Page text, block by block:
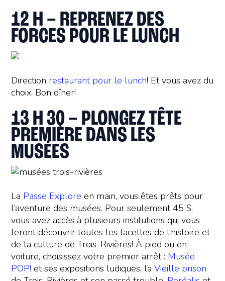
12 H – REPRENEZ DES
FORCES POUR LE LUNCH
Direction restaurant pour le lunch! Et vous avez du
choix. Bon dîner!
13 H 30 – PLONGEZ TÊTE
PREMIÈRE DANS LES
MUSÉES
La Passe Explore en main, vous êtes prêts pour
l’aventure des musées. Pour seulement 45 $,
vous avez accès à plusieurs institutions qui vous
feront découvrir toutes les facettes de l’histoire et
de la culture de Trois-Rivières! À pied ou en
voiture, choisissez votre premier arrêt : Musée
POP! et ses expositions ludiques, laVieille prison